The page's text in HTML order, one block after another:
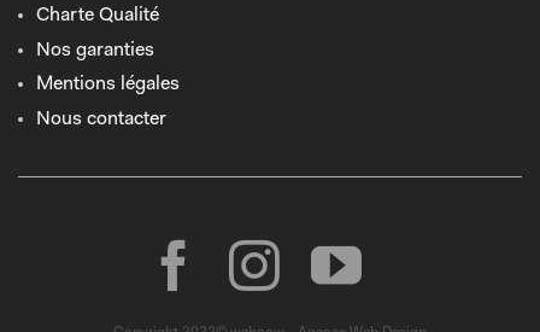
Charte Qualité
Nos garanties
Mentions légales
Nous contacter